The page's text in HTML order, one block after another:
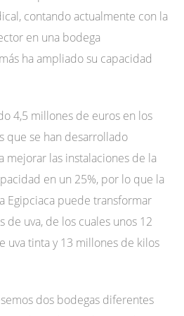
contando actualmente con la
en una bodega
ha ampliado su capacidad
4,5 millones de euros en los
que se han desarrollado
mejorar las instalaciones de la
en un 25%, por lo que la
Egipciaca puede transformar
de uva, de los cuales unos 12
uva tinta y 13 millones de kilos
dos bodegas diferentes